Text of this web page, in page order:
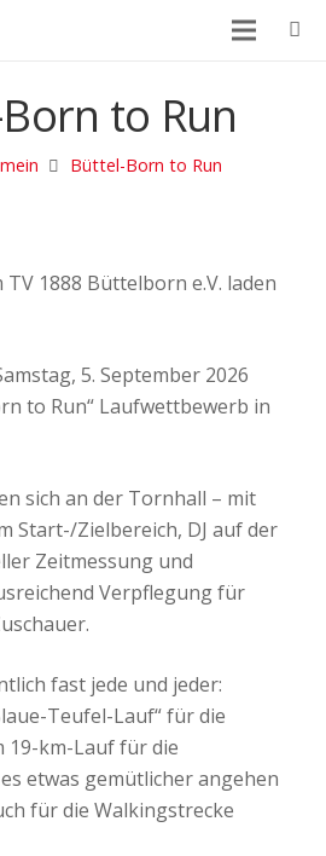
to Run
Büttel-Born to Run
1888 Büttelborn e.V. laden
5. September 2026
to Run“ Laufwettbewerb in
sich an der Tornhall – mit
Start-/Zielbereich, DJ auf der
Zeitmessung und
Verpflegung für
fast jede und jeder:
Teufel-Lauf“ für die
19-km-Lauf für die
etwas gemütlicher angehen
für die Walkingstrecke